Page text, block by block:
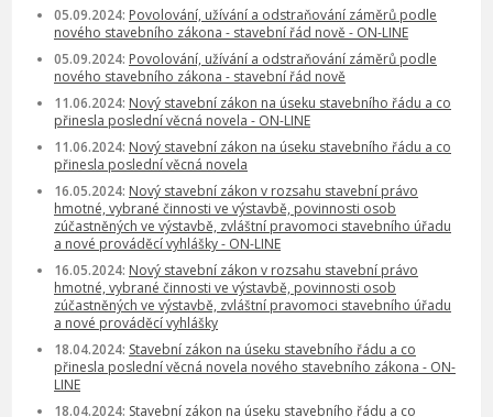
05.09.2024: Povolování, užívání a odstraňování záměrů podle
nového stavebního zákona - stavební řád nově - ON-LINE
05.09.2024: Povolování, užívání a odstraňování záměrů podle
nového stavebního zákona - stavební řád nově
11.06.2024: Nový stavební zákon na úseku stavebního řádu a co
přinesla poslední věcná novela - ON-LINE
11.06.2024: Nový stavební zákon na úseku stavebního řádu a co
přinesla poslední věcná novela
16.05.2024: Nový stavební zákon v rozsahu stavební právo
hmotné, vybrané činnosti ve výstavbě, povinnosti osob
zúčastněných ve výstavbě, zvláštní pravomoci stavebního úřadu
a nové prováděcí vyhlášky - ON-LINE
16.05.2024: Nový stavební zákon v rozsahu stavební právo
hmotné, vybrané činnosti ve výstavbě, povinnosti osob
zúčastněných ve výstavbě, zvláštní pravomoci stavebního úřadu
a nové prováděcí vyhlášky
18.04.2024: Stavební zákon na úseku stavebního řádu a co
přinesla poslední věcná novela nového stavebního zákona - ON-
LINE
18.04.2024: Stavební zákon na úseku stavebního řádu a co